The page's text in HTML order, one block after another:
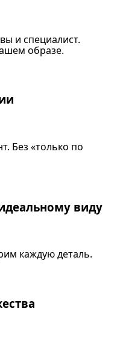
и специалист.
образе.
Без «только по
виду
каждую деталь.